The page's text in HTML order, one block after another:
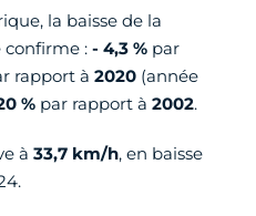
la baisse de la
: - 4,3 % par
rapport à 2020 (année
% par rapport à 2002.
à 33,7 km/h, en baisse